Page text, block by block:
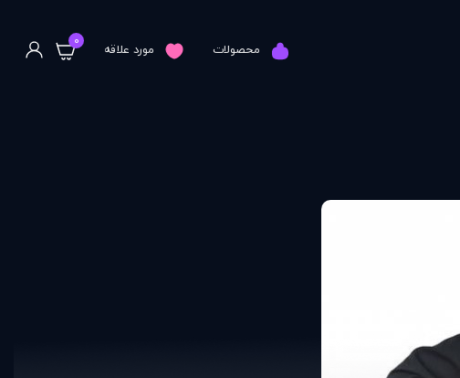
محصولات مورد علاقه 0